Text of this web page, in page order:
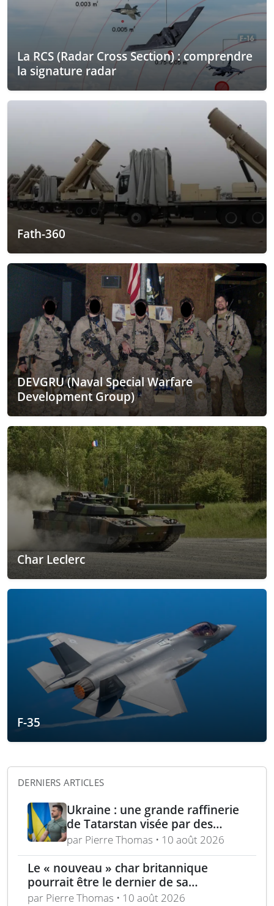
La RCS (Radar Cross Section) : comprendre
la signature radar
Fath-360
DEVGRU (Naval Special Warfare
Development Group)
Char Leclerc
F-35
DERNIERS ARTICLES
Ukraine : une grande raffinerie
de Tatarstan visée par des
bombardements
par Pierre Thomas • 10 août 2026
Le « nouveau » char britannique
pourrait être le dernier de sa
génération
par Pierre Thomas • 10 août 2026